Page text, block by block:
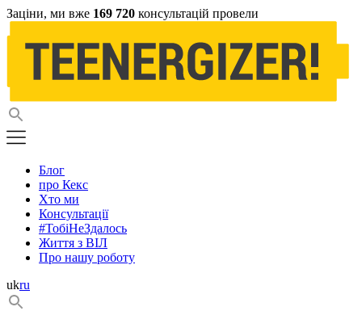
Заціни, ми вже 169 720 консультацій провели
Блог
про Кекс
Хто ми
Консультації
#ТобіНеЗдалось
Життя з ВІЛ
Про нашу роботу
ukru